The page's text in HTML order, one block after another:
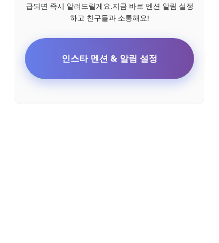
급되면 즉시 알려드릴게요.지금 바로 멘션 알림 설정
하고 친구들과 소통해요!
인스타 멘션 & 알림 설정